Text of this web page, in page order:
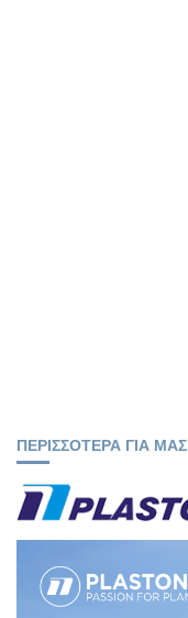
ΠΕΡΙΣΣΟΤΕΡΑ ΓΙΑ ΜΑΣ